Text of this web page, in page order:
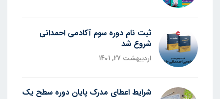
ثبت نام دوره سوم آکادمی احمدانی
شروع شد
اردیبهشت 27, 1401
شرایط اعطای مدرک پایان دوره سطح یک